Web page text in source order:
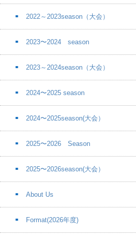
2022～2023season（大会）
2023〜2024 season
2023～2024season（大会）
2024〜2025 season
2024〜2025season(大会）
2025〜2026 Season
2025〜2026season(大会）
About Us
Format(2026年度)